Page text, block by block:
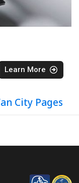
Learn More
City Pages